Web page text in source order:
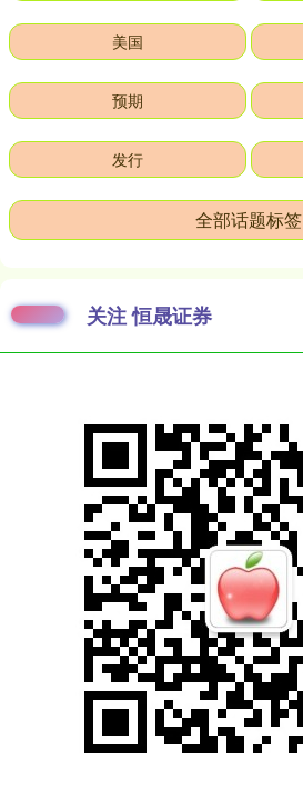
美国
预期
发行
全部话题标签
关注 恒晟证券